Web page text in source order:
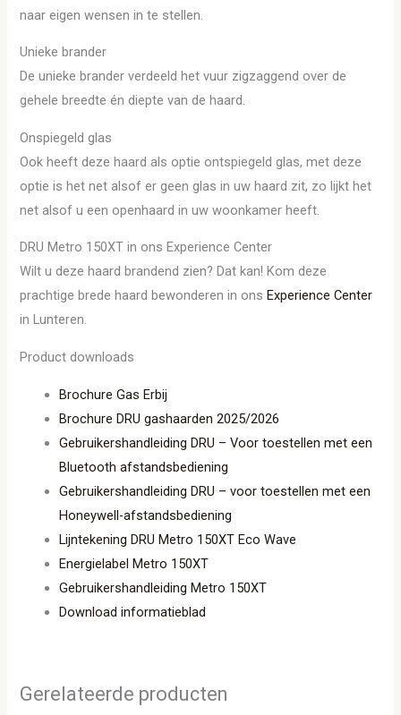
naar eigen wensen in te stellen.
Unieke brander
De unieke brander verdeeld het vuur zigzaggend over de
gehele breedte én diepte van de haard.
Onspiegeld glas
Ook heeft deze haard als optie ontspiegeld glas, met deze
optie is het net alsof er geen glas in uw haard zit, zo lijkt het
net alsof u een openhaard in uw woonkamer heeft.
DRU Metro 150XT in ons Experience Center
Wilt u deze haard brandend zien? Dat kan! Kom deze
prachtige brede haard bewonderen in ons Experience Center
in Lunteren.
Product downloads
Brochure Gas Erbij
Brochure DRU gashaarden 2025/2026
Gebruikershandleiding DRU – Voor toestellen met een
Bluetooth afstandsbediening
Gebruikershandleiding DRU – voor toestellen met een
Honeywell-afstandsbediening
Lijntekening DRU Metro 150XT Eco Wave
Energielabel Metro 150XT
Gebruikershandleiding Metro 150XT
Download informatieblad
Gerelateerde producten